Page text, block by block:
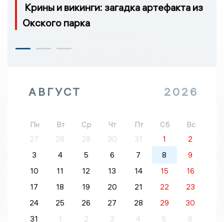
Крины и викинги: загадка артефакта из
Окского парка
АВГУСТ 2026
Пн Вт Ср Чт Пт Сб
Вс
27
28 29 30 31 1
2
3
4 5 6 7 8
9
10
11 12 13 14 15
16
17
18 19 20 21 22
23
24
25 26 27 28 29
30
31
1 2 3 4 5 6